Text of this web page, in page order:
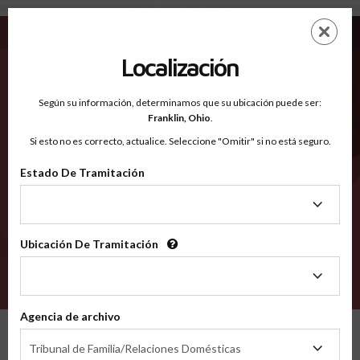
Saguache CO - Condados Reconocidos
EN
Condados Reconocidos
2600
Localización
Según su información, determinamos que su ubicación puede ser:
Franklin, Ohio.
Si esto no es correcto, actualice. Seleccione "Omitir" si no está seguro.
Estado De Tramitación
Tramitación
Ubicación De Tramitación
Tramitación
Agencia de archivo
Tribunal de Familia/Relaciones Domésticas
de